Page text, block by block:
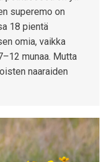
superemo on
18 pientä
omia, vaikka
munaa. Mutta
naaraiden